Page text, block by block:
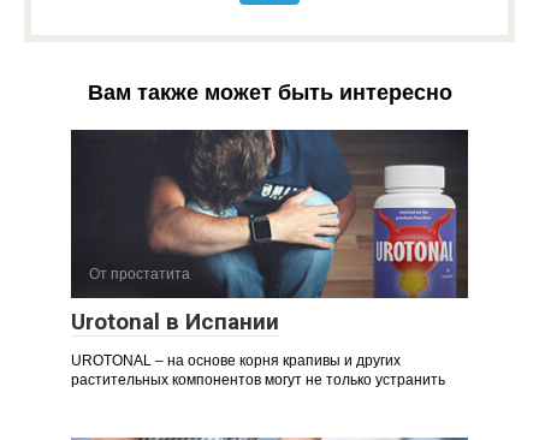
Вам также может быть интересно
От простатита
Urotonal в Испании
UROTONAL – на основе корня крапивы и других
растительных компонентов могут не только устранить